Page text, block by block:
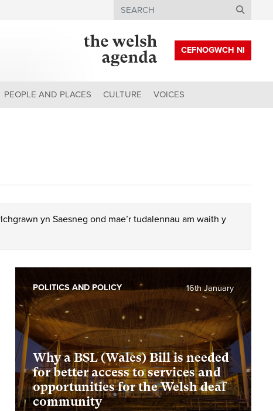
Search
CEFNOGWCH NI
PEOPLE AND PLACES CULTURE VOICES
yn Saesneg ond mae’r tudalennau am waith y
Why a BSL (Wales) Bill is needed
for better access to services and
opportunities for the Welsh deaf
community
16th January
POLITICS AND POLICY